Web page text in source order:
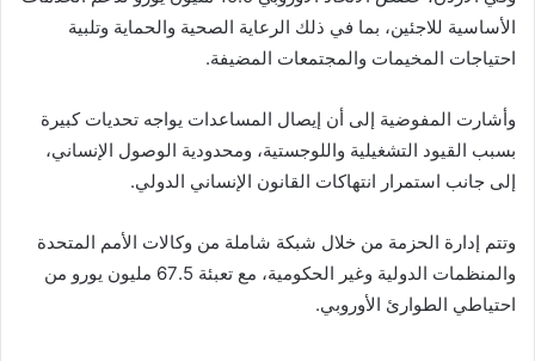
الأساسية للاجئين، بما في ذلك الرعاية الصحية والحماية وتلبية
احتياجات المخيمات والمجتمعات المضيفة.
وأشارت المفوضية إلى أن إيصال المساعدات يواجه تحديات كبيرة
بسبب القيود التشغيلية واللوجستية، ومحدودية الوصول الإنساني،
إلى جانب استمرار انتهاكات القانون الإنساني الدولي.
وتتم إدارة الحزمة من خلال شبكة شاملة من وكالات الأمم المتحدة
والمنظمات الدولية وغير الحكومية، مع تعبئة 67.5 مليون يورو من
احتياطي الطوارئ الأوروبي.